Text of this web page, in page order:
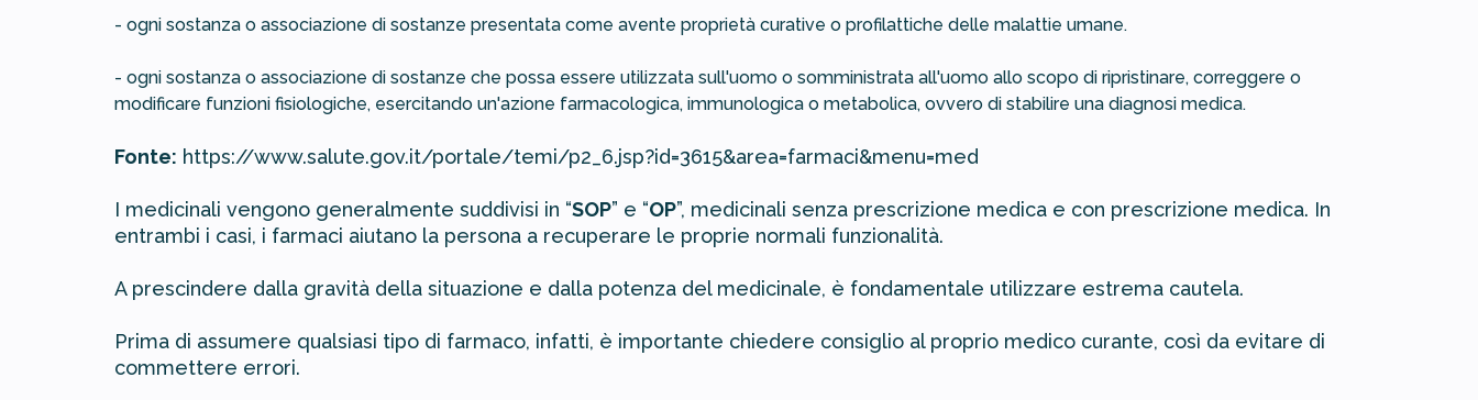
- ogni sostanza o associazione di sostanze presentata come avente proprietà curative o profilattiche delle malattie umane.
- ogni sostanza o associazione di sostanze che possa essere utilizzata sull'uomo o somministrata all'uomo allo scopo di ripristinare, correggere o
modificare funzioni fisiologiche, esercitando un'azione farmacologica, immunologica o metabolica, ovvero di stabilire una diagnosi medica.
Fonte: https://www.salute.gov.it/portale/temi/p2_6.jsp?id=3615&area=farmaci&menu=med
I medicinali vengono generalmente suddivisi in “SOP” e “OP”, medicinali senza prescrizione medica e con prescrizione medica. In
entrambi i casi, i farmaci aiutano la persona a recuperare le proprie normali funzionalità.
A prescindere dalla gravità della situazione e dalla potenza del medicinale, è fondamentale utilizzare estrema cautela.
Prima di assumere qualsiasi tipo di farmaco, infatti, è importante chiedere consiglio al proprio medico curante, così da evitare di
commettere errori.